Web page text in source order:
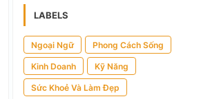
LABELS
Ngoại Ngữ Phong Cách Sống
Kinh Doanh Kỹ Năng
Sức Khoẻ Và Làm Đẹp